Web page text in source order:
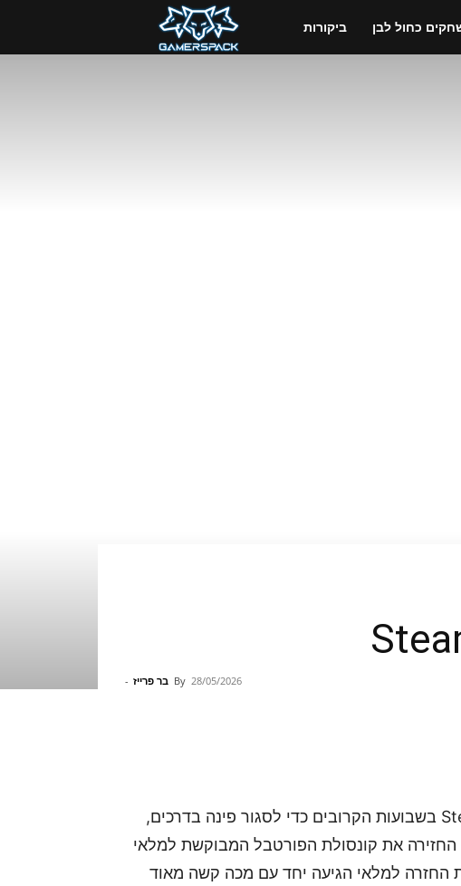
ביקורות כחול לבן
By בר פרייז - 28/05/2026
אם בניתם על להצטייד ב-Steam Deck OLED בשבועות הקרובים כדי לסגור פינה בדרכים,
כדאי שתחזיקו חזק את הארנק. חברת Valve החזירה את קונסולת הפורטבל המבוקשת למלאי
החזרה למלאי הגיעה יחד עם מכה קשה מאוד